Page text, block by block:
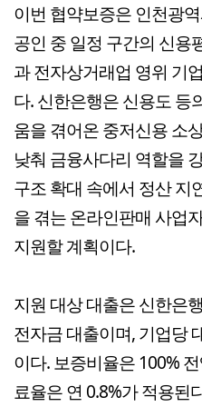
이번 협약보증은 인천광
공인 중 일정 구간의 신용
과 전자상거래업 영위 기
다. 신한은행은 신용도 등
움을 겪어온 중저신용 소
낮춰 금융사다리 역할을
구조 확대 속에서 정산 지
을 겪는 온라인판매 사업
지원할 계획이다.
지원 대상 대출은 신한은
전자금 대출이며, 기업당
이다. 보증비율은 100%
료율은 연 0.8%가 적용된